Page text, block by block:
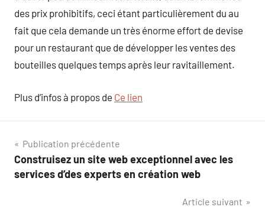
des prix prohibitifs, ceci étant particulièrement du au
fait que cela demande un très énorme effort de devise
pour un restaurant que de développer les ventes des
bouteilles quelques temps après leur ravitaillement.
Plus d’infos à propos de Ce lien
Navigation
de
Publication précédente
Construisez un site web exceptionnel avec les
services d’des experts en création web
Article suivant